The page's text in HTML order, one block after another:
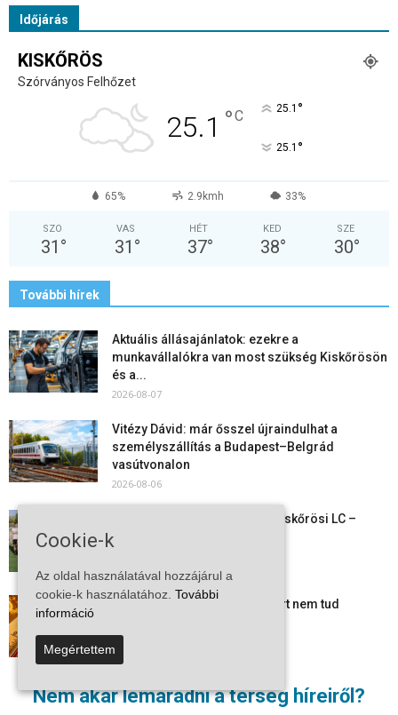
Nem akar lemaradni a térség híreiről?
Időjárás
KISKŐRÖS
Szórványos Felhőzet
25.1 °C 25.1 °
25.1 °
65% 2.9kmh 33%
SZO
31 °
VAS
31 °
HÉT
37°
KED
38°
SZE
30°
További hírek
Aktuális állásajánlatok: ezekre a
munkavállalókra van most szükség Kiskőrösön
és a...
2026-08-07
Vitézy Dávid: már ősszel újraindulhat a
személyszállítás a Budapest–Belgrád
vasútvonalon
2026-08-06
Megkezdte a felkészülést a Kiskőrösi LC –
együtt maradt a keret,...
Mi történik Európa felett? Ezért nem tud
2026-08-05
Folyamatosak a nyári karbantartási munkálatok
Kiskőrösön – útburkolati jeleket festenek és...
Cookie-k
Az oldal használatával hozzájárul a
cookie-k használatához. További
információ
Megértettem